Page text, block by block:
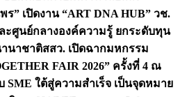
ร” เปิดงาน “ART DNA HUB” วช.
ศูนย์กลางองค์ความรู้ ยกระดับทุน
นาชาติสสว. เปิดฉากมหกรรม
FAIR 2026” ครั้งที่ 4 ณ
ใต้สู่ความสำเร็จ เป็นจุดหมาย